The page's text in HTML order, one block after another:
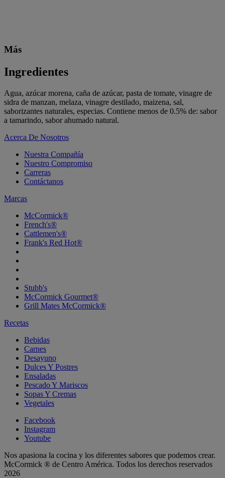
Más
Ingredientes
Agua, azúcar morena, caña de azúcar, pasta de tomate, vinagre de
sidra de manzan, melaza, vinagre destilado, maizena, sal,
saborizantes naturales, especias. Contiene menos de 0.5% de: sabor
a tamarindo, sabor ahumado natural.
Acerca De Nosotros
Nuestra Compañía
Nuestro Compromiso
Carreras
Contáctanos
Marcas
McCormick®
French's®
Cattlemen's®
Frank's Red Hot®
Stubb's
McCormick Gourmet®
Grill Mates McCormick®
Recetas
Bebidas
Carnes
Desayuno
Dulces Y Postres
Ensaladas
Pescado Y Mariscos
Sopas Y Cremas
Vegetales
Facebook
Instagram
Youtube
Nos apasiona la cocina y los diferentes sabores que podemos crear.
McCormick ® de Centro América. Todos los derechos reservados
2026